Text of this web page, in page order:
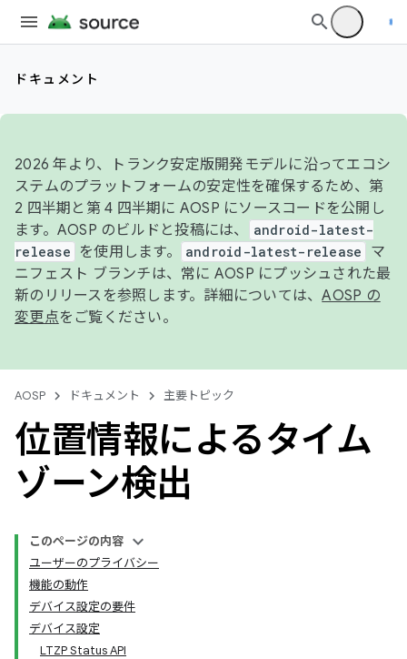
ドキュメント
2026 年より、トランク安定版開発モデルに沿ってエコシ
ステムのプラットフォームの安定性を確保するため、第
2 四半期と第 4 四半期に AOSP にソースコードを公開し
ます。AOSP のビルドと投稿には、
android-latest-
release
を使用します。 android-latest-release
マ
ニフェスト ブランチは、常に AOSP にプッシュされた最
新のリリースを参照します。詳細については、AOSP の
変更点をご覧ください。
AOSP ドキュメント 主要トピック
位置情報によるタイム
ゾーン検出
このページの内容
ユーザーのプライバシー
機能の動作
デバイス設定の要件
デバイス設定
LTZP Status API